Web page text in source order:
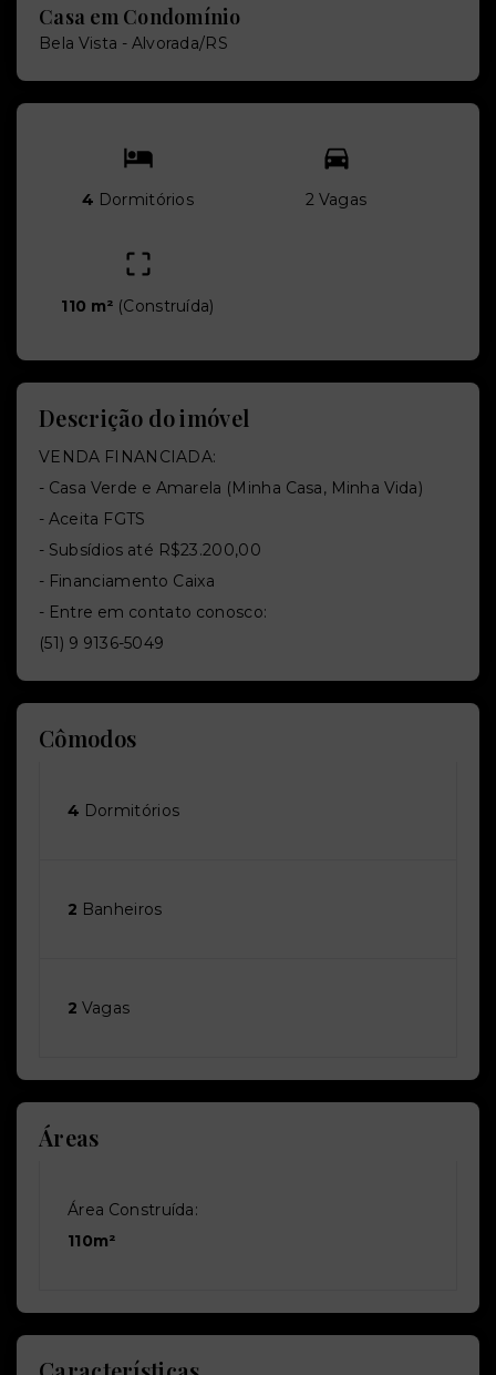
Casa em Condomínio
Bela Vista - Alvorada/RS
4 Dormitórios 2 Vagas
110 m² (Construída)
Descrição do imóvel
VENDA FINANCIADA:
- Casa Verde e Amarela (Minha Casa, Minha Vida)
- Aceita FGTS
- Subsídios até R$23.200,00
- Financiamento Caixa
- Entre em contato conosco:
(51) 9 9136-5049
Cômodos
4 Dormitórios
2 Banheiros
2 Vagas
Áreas
Área Construída:
110m²